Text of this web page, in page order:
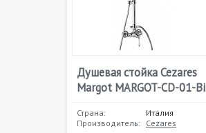
Душевая стойка Cezares
Margot MARGOT-CD-01-Bi
Страна:
Италия
Производитель: Cezares